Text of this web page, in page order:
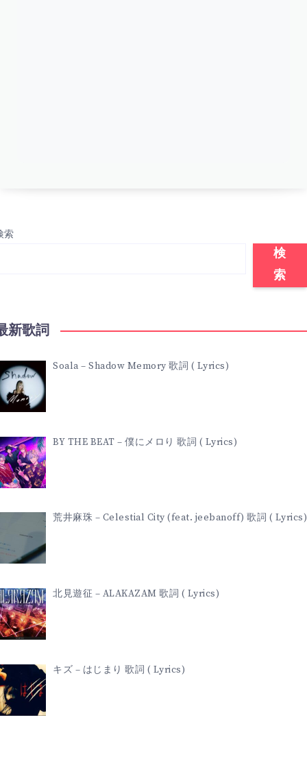
索
検
索
新歌詞
Soala – Shadow Memory 歌詞 ( Lyrics)
BY THE BEAT – 僕にメロり 歌詞 ( Lyrics)
荒井麻珠 – Celestial City (feat. jeebanoff) 歌詞 ( Lyrics)
北見遊征 – ALAKAZAM 歌詞 ( Lyrics)
キズ – はじまり 歌詞 ( Lyrics)